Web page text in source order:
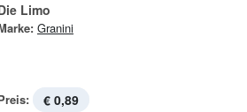
Limo
Granini
€ 0,89